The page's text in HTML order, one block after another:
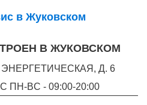
В ЖУКОВСКОМ
ЭНЕРГЕТИЧЕСКАЯ, Д. 6
ВC - 09:00-20:00